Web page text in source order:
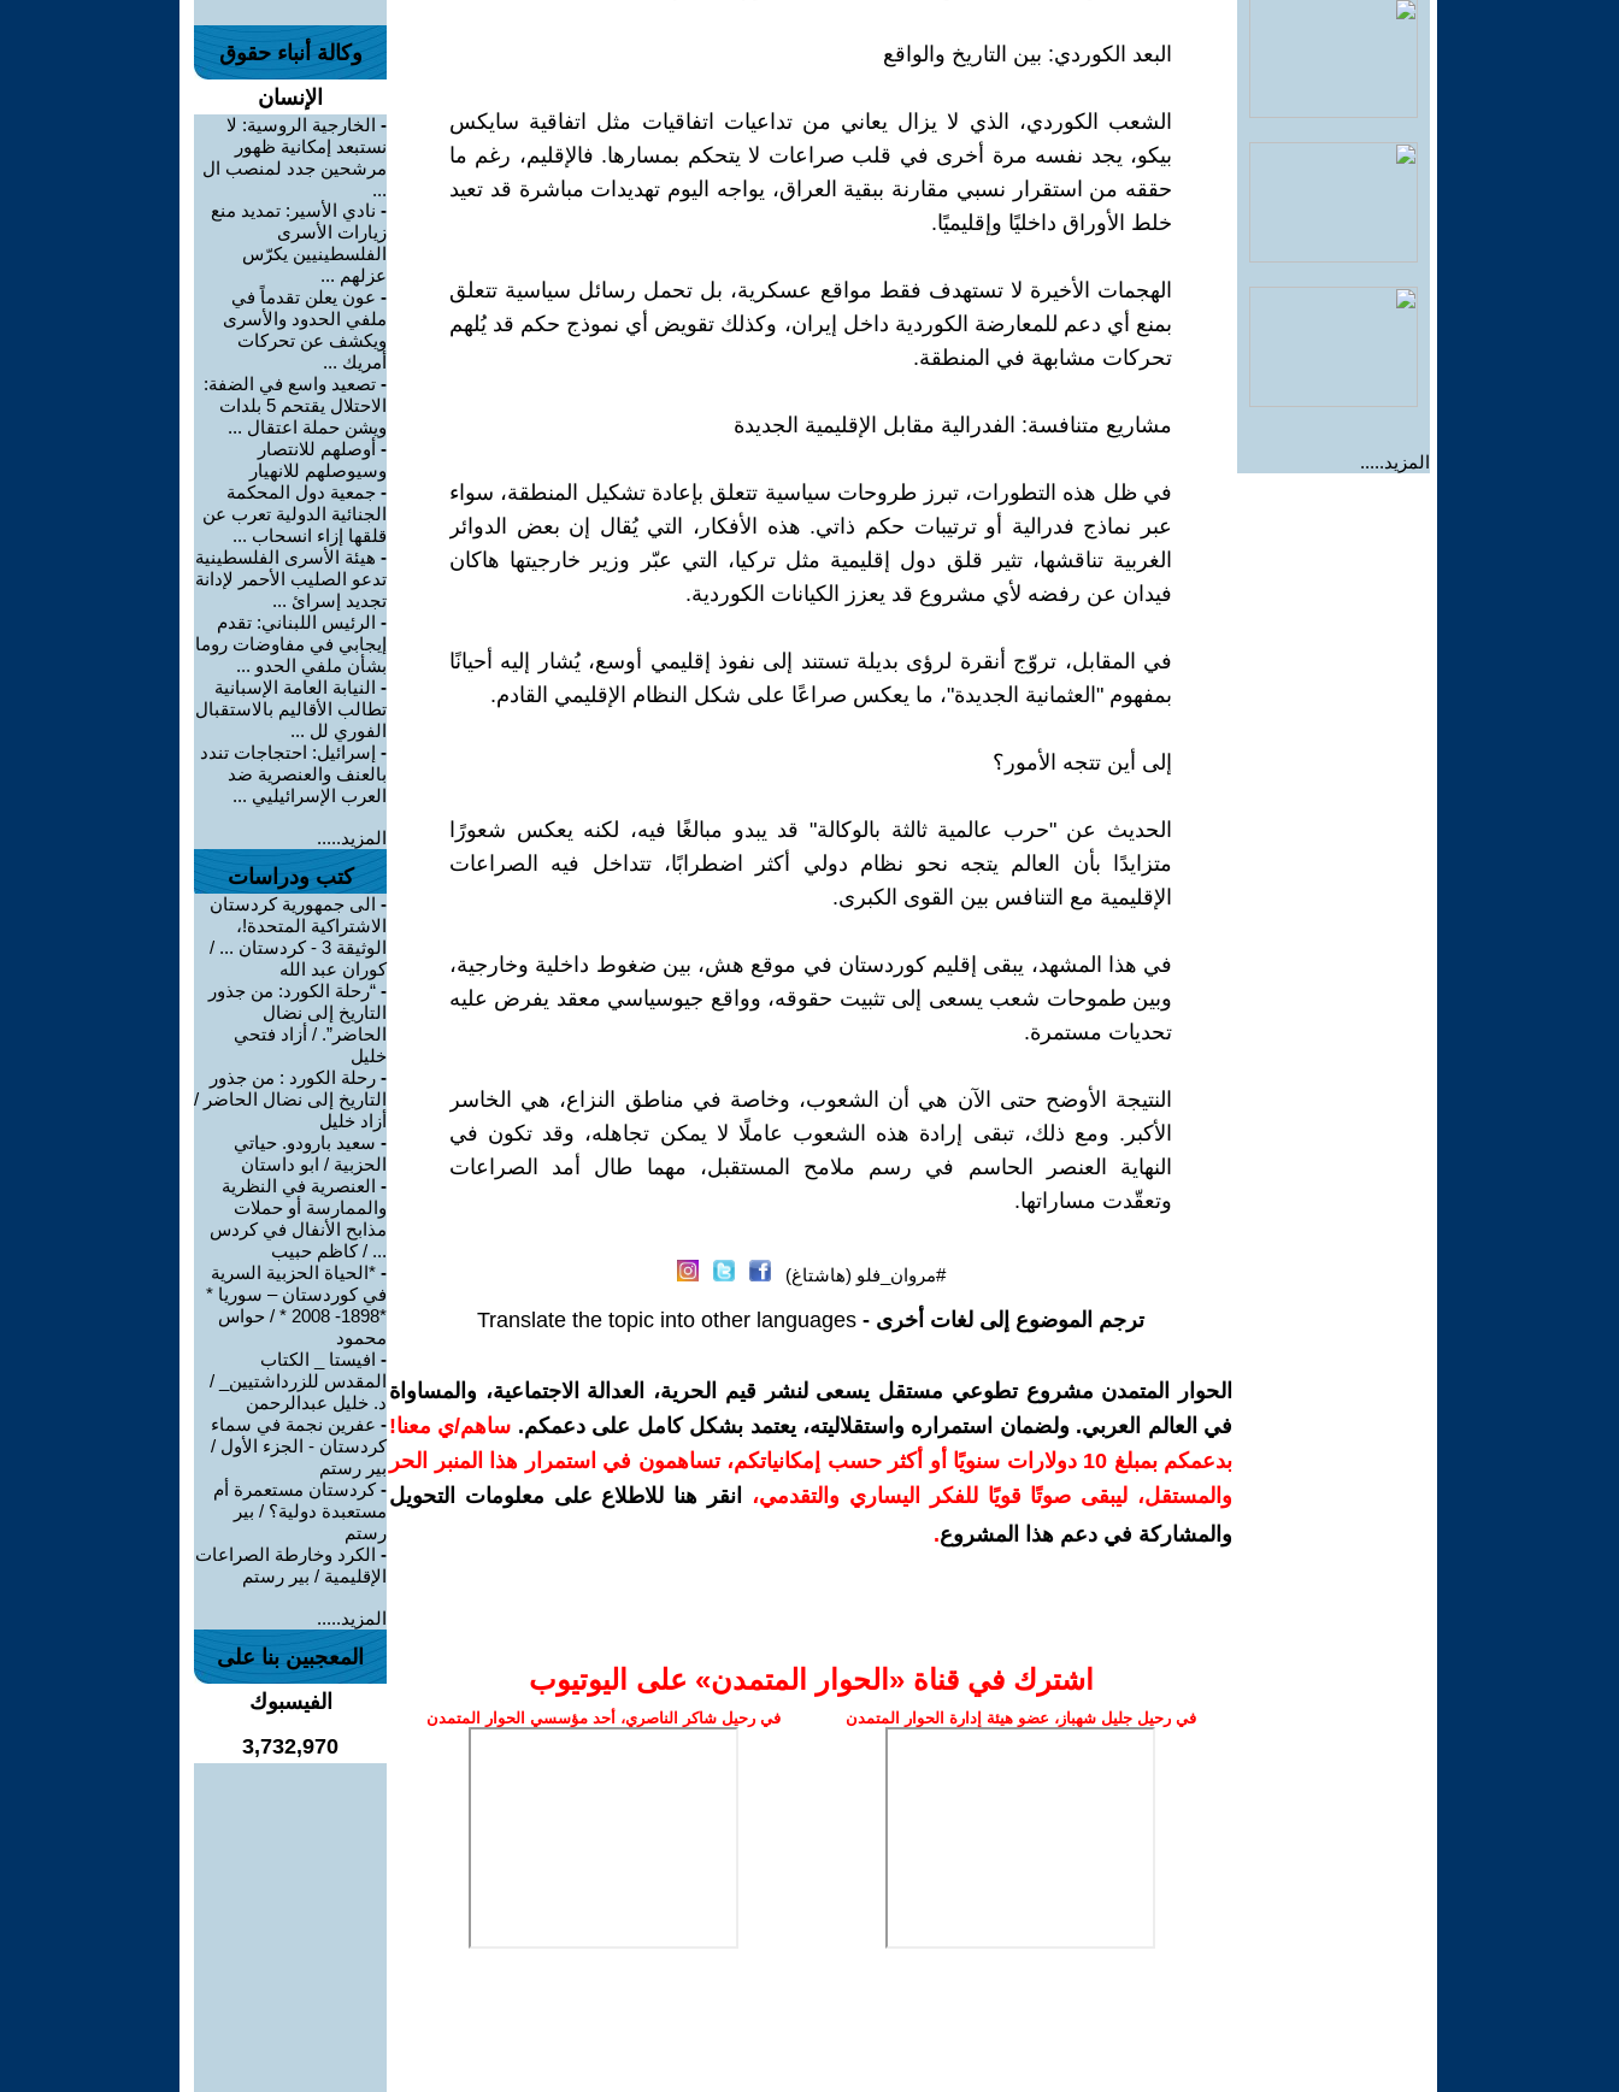
المزيد.....
البعد الكوردي: بين التاريخ والواقع
الشعب الكوردي، الذي لا يزال يعاني من تداعيات اتفاقيات مثل اتفاقية سايكس
بيكو، يجد نفسه مرة أخرى في قلب صراعات لا يتحكم بمسارها. فالإقليم، رغم ما
حققه من استقرار نسبي مقارنة ببقية العراق، يواجه اليوم تهديدات مباشرة قد تعيد
خلط الأوراق داخليًا وإقليميًا.
الهجمات الأخيرة لا تستهدف فقط مواقع عسكرية، بل تحمل رسائل سياسية تتعلق
بمنع أي دعم للمعارضة الكوردية داخل إيران، وكذلك تقويض أي نموذج حكم قد يُلهم
تحركات مشابهة في المنطقة.
مشاريع متنافسة: الفدرالية مقابل الإقليمية الجديدة
في ظل هذه التطورات، تبرز طروحات سياسية تتعلق بإعادة تشكيل المنطقة، سواء
عبر نماذج فدرالية أو ترتيبات حكم ذاتي. هذه الأفكار، التي يُقال إن بعض الدوائر
الغربية تناقشها، تثير قلق دول إقليمية مثل تركيا، التي عبّر وزير خارجيتها هاكان
فيدان عن رفضه لأي مشروع قد يعزز الكيانات الكوردية.
في المقابل، تروّج أنقرة لرؤى بديلة تستند إلى نفوذ إقليمي أوسع، يُشار إليه أحيانًا
بمفهوم "العثمانية الجديدة"، ما يعكس صراعًا على شكل النظام الإقليمي القادم.
إلى أين تتجه الأمور؟
الحديث عن "حرب عالمية ثالثة بالوكالة" قد يبدو مبالغًا فيه، لكنه يعكس شعورًا
متزايدًا بأن العالم يتجه نحو نظام دولي أكثر اضطرابًا، تتداخل فيه الصراعات
الإقليمية مع التنافس بين القوى الكبرى.
في هذا المشهد، يبقى إقليم كوردستان في موقع هش، بين ضغوط داخلية وخارجية،
وبين طموحات شعب يسعى إلى تثبيت حقوقه، وواقع جيوسياسي معقد يفرض عليه
تحديات مستمرة.
النتيجة الأوضح حتى الآن هي أن الشعوب، وخاصة في مناطق النزاع، هي الخاسر
الأكبر. ومع ذلك، تبقى إرادة هذه الشعوب عاملًا لا يمكن تجاهله، وقد تكون في
النهاية العنصر الحاسم في رسم ملامح المستقبل، مهما طال أمد الصراعات
وتعقّدت مساراتها.
#مروان_فلو (هاشتاغ)
ترجم الموضوع إلى لغات أخرى - Translate the topic into other languages
الحوار المتمدن مشروع تطوعي مستقل يسعى لنشر قيم الحرية، العدالة الاجتماعية، والمساواة
في العالم العربي. ولضمان استمراره واستقلاليته، يعتمد بشكل كامل على دعمكم. ساهم/ي معنا!
بدعمكم بمبلغ 10 دولارات سنويًا أو أكثر حسب إمكانياتكم، تساهمون في استمرار هذا المنبر الحر
والمستقل، ليبقى صوتًا قويًا للفكر اليساري والتقدمي،
انقر هنا للاطلاع على معلومات التحويل
والمشاركة في دعم هذا المشروع.
اشترك في قناة ‫«الحوار المتمدن» على اليوتيوب
في رحيل جليل شهباز، عضو هيئة إدارة الحوار المتمدن في رحيل شاكر الناصري، أحد مؤسسي الحوار المتمدن
وكالة أنباء حقوق
الإنسان
- الخارجية الروسية: لا
نستبعد إمكانية ظهور
مرشحين جدد لمنصب ال
...
- نادي الأسير: تمديد منع
زيارات الأسرى
الفلسطينيين يكرّس
عزلهم ...
- عون يعلن تقدماً في
ملفي الحدود والأسرى
ويكشف عن تحركات
أمريك ...
- تصعيد واسع في الضفة:
الاحتلال يقتحم 5 بلدات
ويشن حملة اعتقال ...
- أوصلهم للانتصار
وسيوصلهم للانهيار
- جمعية دول المحكمة
الجنائية الدولية تعرب عن
قلقها إزاء انسحاب ...
- هيئة الأسرى الفلسطينية
تدعو الصليب الأحمر لإدانة
تجديد إسرائ ...
- الرئيس اللبناني: تقدم
إيجابي في مفاوضات روما
بشأن ملفي الحدو ...
- النيابة العامة الإسبانية
تطالب الأقاليم بالاستقبال
الفوري لل ...
- إسرائيل: احتجاجات تندد
بالعنف والعنصرية ضد
العرب الإسرائيليي ...
المزيد.....
كتب ودراسات
- الى جمهورية كردستان
الاشتراكية المتحدة!،
الوثيقة 3 - كردستان ... /
كوران عبد الله
- “رحلة الكورد: من جذور
التاريخ إلى نضال
الحاضر”. / أزاد فتحي
خليل
- رحلة الكورد : من جذور
التاريخ إلى نضال الحاضر /
أزاد خليل
- سعید بارودو. حیاتي
الحزبیة / ابو داستان
- العنصرية في النظرية
والممارسة أو حملات
مذابح الأنفال في كردس
... / كاظم حبيب
- *الحياة الحزبية السرية
في كوردستان – سوريا *
*1898- 2008 * / حواس
محمود
- افيستا _ الكتاب
المقدس للزرداشتيين_ /
د. خليل عبدالرحمن
- عفرين نجمة في سماء
كردستان - الجزء الأول /
بير رستم
-كردستان مستعمرة أم
مستعبدة دولية؟ / بير
رستم
- الكرد وخارطة الصراعات
الإقليمية / بير رستم
المزيد.....
المعجبين بنا على
الفيسبوك
3,732,970